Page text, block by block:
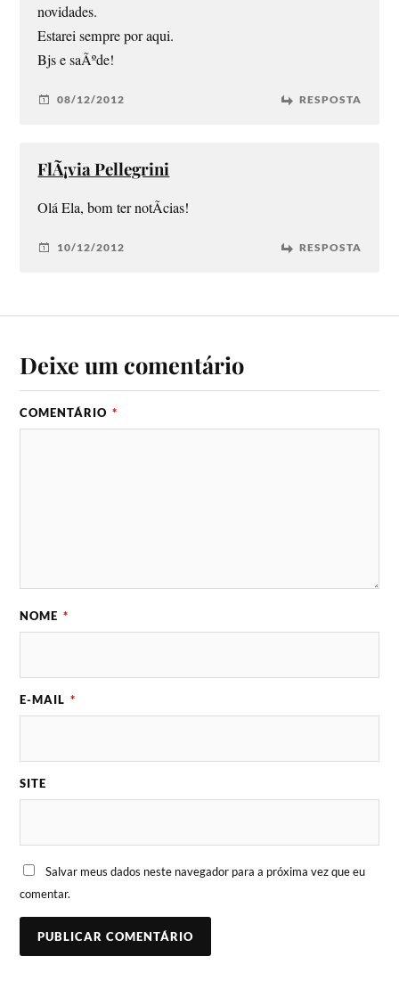
novidades.
Estarei sempre por aqui.
Bjs e saÃºde!
08/12/2012 RESPOSTA
FlÃ¡via Pellegrini
Olá Ela, bom ter notÃ­cias!
10/12/2012 RESPOSTA
Deixe um comentário
COMENTÁRIO *
NOME *
E-MAIL *
SITE
Salvar meus dados neste navegador para a próxima vez que eu
comentar.